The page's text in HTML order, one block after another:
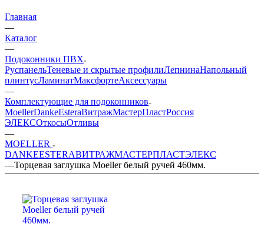
Главная
—
Каталог
—
Подоконники ПВХ
РуспанельТеневые и скрытые профилиЛепнинаНапольный
плинтусЛаминатМаксфортеАксессуары
—
Комплектующие для подоконников
MoellerDankeEsteraВитражМастерПластРоссия
ЭЛЕКСОткосыОтливы
—
MOELLER
DANKEESTERAВИТРАЖМАСТЕРПЛАСТЭЛЕКС
—Торцевая заглушка Moeller белый ручей 460мм.